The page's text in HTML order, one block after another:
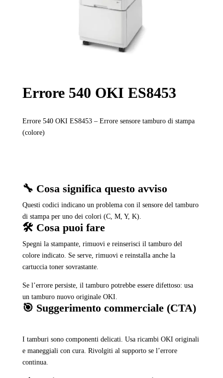
Errore 540 OKI ES8453
Errore 540 OKI ES8453 – Errore sensore tamburo di stampa
(colore)
🔧 Cosa significa questo avviso
Questi codici indicano un problema con il sensore del tamburo
di stampa per uno dei colori (C, M, Y, K).
🛠️ Cosa puoi fare
Spegni la stampante, rimuovi e reinserisci il tamburo del
colore indicato. Se serve, rimuovi e reinstalla anche la
cartuccia toner sovrastante.
Se l’errore persiste, il tamburo potrebbe essere difettoso: usa
un tamburo nuovo originale OKI.
🎯 Suggerimento commerciale (CTA)
I tamburi sono componenti delicati. Usa ricambi OKI originali
e maneggiali con cura. Rivolgiti al supporto se l’errore
continua.